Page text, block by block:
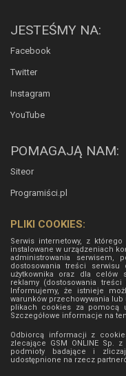
JESTEŚMY NA:
Facebook
Twitter
Instagram
YouTube
POMAGAJĄ NAM:
Siteor
Programiści.pl
PLIKI COOKIES:
Serwis internetowy, z
instalowane w urządzeniach
administrowania serwisem,
dostosowania treści serwisu
użytkownika oraz dla celów
reklamy (dostosowania
Informujemy, że istnieje
warunków przechowywania
plikach cookies za pomocą
Szczegółowe informacje na
Odbiorcą informacji z
zlecające GSM ONLINE Sp.
podmioty badające i
udostępnione na rzecz